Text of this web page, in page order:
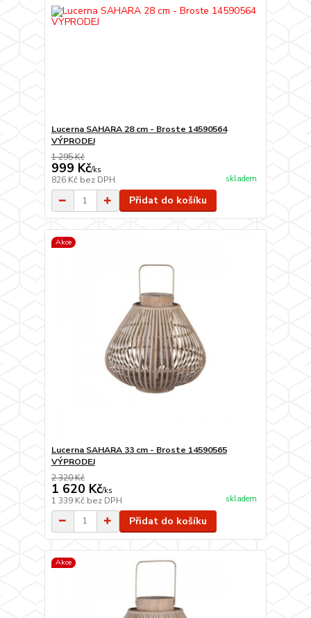
Lucerna SAHARA 28 cm - Broste 14590564
VÝPRODEJ
1 295 Kč
999 Kč/ks
826 Kč bez DPH skladem
Přidat do košíku
Akce
Lucerna SAHARA 33 cm - Broste 14590565
VÝPRODEJ
2 320 Kč
1 620 Kč/ks
1 339 Kč bez DPH skladem
Přidat do košíku
Akce